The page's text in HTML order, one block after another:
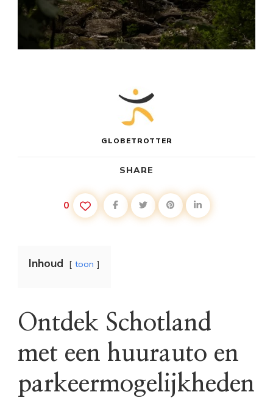
GLOBETROTTER
SHARE
0
Inhoud toon
Ontdek Schotland
met een huurauto en
parkeermogelijkheden